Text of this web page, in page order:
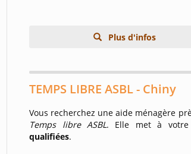
Plus d'infos
TEMPS LIBRE ASBL - Chiny
Vous recherchez une aide ménagère
Temps libre ASBL. Elle met à votre
qualifiées.